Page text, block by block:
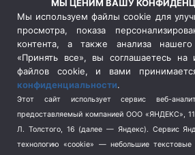
Сельское хозяйство (3)
Социальная политика
(3)
Спецоперация в Украине
Спецоперация на Украине
(404)
Спорт (740)
Терроризм (1)
Транспорт (262)
МЫ ЦЕНИМ ВАШУ
Мы используем файлы cookie для
просмотра, показа
контента, а также анализа
«Принять все», вы соглашаетесь на
файлов cookie, и вами
конфиденциальности.
Этот сайт использует сервис веб-
предоставляемый компанией ООО «ЯНДЕКС»,
Л. Толстого, 16 (далее — Яндекс). Сервис
технологию «cookie» — небольшие